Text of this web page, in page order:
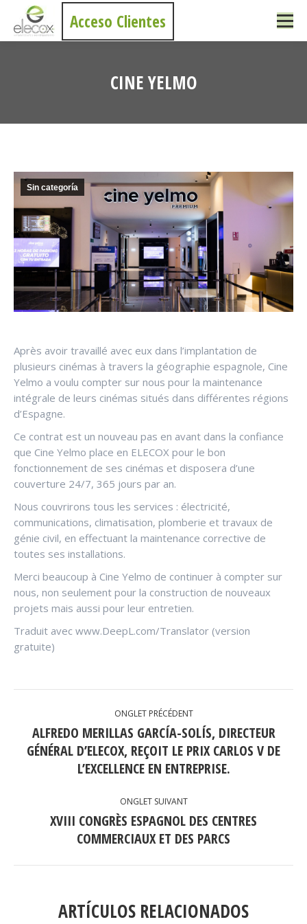
Acceso Clientes
CINE YELMO
Sin categoría
Après avoir travaillé avec eux dans l’implantation de
plusieurs cinémas à travers la géographie espagnole, Cine
Yelmo a voulu compter sur nous pour la maintenance
intégrale de leurs cinémas situés dans différentes régions
d’Espagne.
Ce contrat est un nouveau pas en avant dans la confiance
que Cine Yelmo place en ELECOX pour le bon
fonctionnement de ses cinémas et disposera d’une
couverture 24/7, 365 jours par an.
Nous couvrirons tous les services : électricité,
communications, climatisation, plomberie et travaux de
génie civil, en effectuant la maintenance corrective de
toutes ses installations.
Merci beaucoup à Cine Yelmo de continuer à compter sur
nous, non seulement pour la construction de nouveaux
projets mais aussi pour leur entretien.
Traduit avec www.DeepL.com/Translator (version
gratuite)
NAVIGATION
DE
COMMENTAIRE
ONGLET PRÉCÉDENT
Onglet
précédent
ALFREDO MERILLAS GARCÍA-SOLÍS, DIRECTEUR
GÉNÉRAL D’ELECOX, REÇOIT LE PRIX CARLOS V DE
L’EXCELLENCE EN ENTREPRISE.
ONGLET SUIVANT
Onglet
suivant
XVIII CONGRÈS ESPAGNOL DES CENTRES
COMMERCIAUX ET DES PARCS
ARTÍCULOS RELACIONADOS